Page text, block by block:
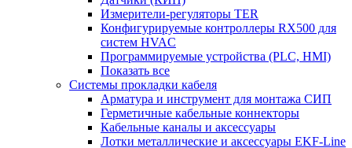
Измерители-регуляторы TER
Конфигурируемые контроллеры RX500 для
систем HVAC
Программируемые устройства (PLC, HMI)
Показать все
Системы прокладки кабеля
Арматура и инструмент для монтажа СИП
Герметичные кабельные коннекторы
Кабельные каналы и аксессуары
Лотки металлические и аксессуары EKF-Line